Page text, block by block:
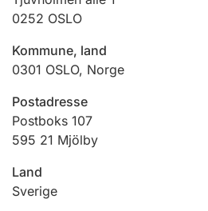
Betaling og jegeravgiftskort
Ektepaktveileder
Offentlig sektor
Andre tema
0252 OSLO
Kommune, land
0301 OSLO, Norge
Postadresse
Postboks 107
595 21 Mjölby
Land
Sverige